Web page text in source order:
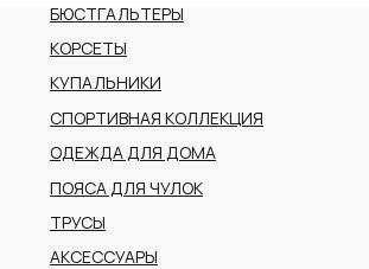
КУПАЛЬНИКИ
ОДЕЖДА ДЛЯ ДОМА
ПОЯСА ДЛЯ ЧУЛОК
ТРУСЫ
РАСПРОДАЖА
ПЛЯЖНАЯ ОДЕЖДА И АКСЕССУАРЫ
КОРРЕКТИРУЮЩЕЕ БЕЛЬЕ
ПОДАРОЧНЫЙ СЕРТИФИКАТ